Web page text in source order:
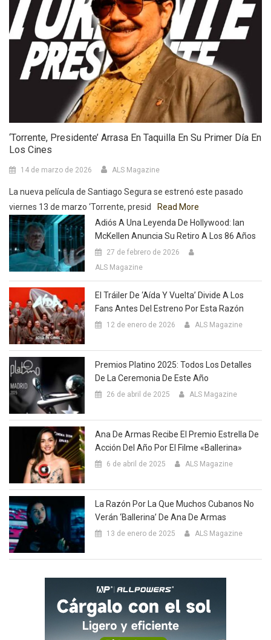
‘Torrente, Presidente’ Arrasa En Taquilla En Su Primer Día En
Los Cines
14 de marzo de 2026 ALS Magazine
La nueva película de Santiago Segura se estrenó este pasado
viernes 13 de marzo ‘Torrente, presid
Read More
Adiós A Una Leyenda De Hollywood: Ian
McKellen Anuncia Su Retiro A Los 86 Años
27 de febrero de 2026
ALS Magazine
El Tráiler De ‘Aída Y Vuelta’ Divide A Los
Fans Antes Del Estreno Por Esta Razón
12 de enero de 2026 ALS Magazine
Premios Platino 2025: Todos Los Detalles
De La Ceremonia De Este Año
26 de abril de 2025 ALS Magazine
Ana De Armas Recibe El Premio Estrella De
Acción Del Año Por El Filme «Ballerina»
6 de abril de 2025 ALS Magazine
La Razón Por La Que Muchos Cubanos No
Verán ‘Ballerina’ De Ana De Armas
13 de enero de 2025 ALS Magazine